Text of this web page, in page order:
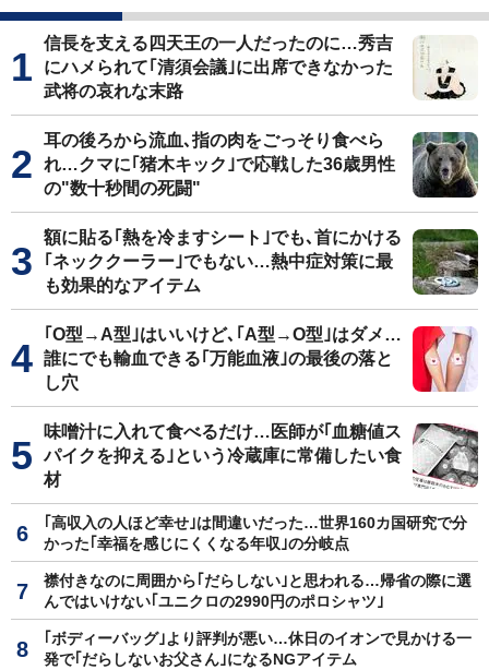
信長を支える四天王の一人だったのに…秀吉
にハメられて｢清須会議｣に出席できなかった
武将の哀れな末路
耳の後ろから流血､指の肉をごっそり食べら
れ…クマに｢猪木キック｣で応戦した36歳男性
の"数十秒間の死闘"
額に貼る｢熱を冷ますシート｣でも､首にかける
｢ネッククーラー｣でもない…熱中症対策に最
も効果的なアイテム
｢O型→A型｣はいいけど､｢A型→O型｣はダメ…
誰にでも輸血できる｢万能血液｣の最後の落と
し穴
味噌汁に入れて食べるだけ…医師が｢血糖値ス
パイクを抑える｣という冷蔵庫に常備したい食
材
｢高収入の人ほど幸せ｣は間違いだった…世界160カ国研究で分
かった｢幸福を感じにくくなる年収｣の分岐点
襟付きなのに周囲から｢だらしない｣と思われる…帰省の際に選
んではいけない｢ユニクロの2990円のポロシャツ｣
｢ボディーバッグ｣より評判が悪い…休日のイオンで見かける一
発で｢だらしないお父さん｣になるNGアイテム